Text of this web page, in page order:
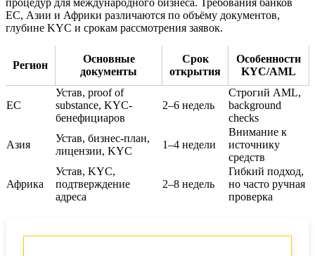
процедур для международного бизнеса. Требования банков
ЕС, Азии и Африки различаются по объёму документов,
глубине KYC и срокам рассмотрения заявок.
Регион
Основные
документы
Срок
открытия
Особенности
KYC/AML
ЕС
Устав, proof of
substance, KYC-
бенефициаров
2–6 недель
Строгий AML,
background
checks
Азия
Устав, бизнес-план,
лицензии, KYC
1–4 недели
Внимание к
источнику
средств
Африка
Устав, KYC,
подтверждение
адреса
2–8 недель
Гибкий подход,
но часто ручная
проверка